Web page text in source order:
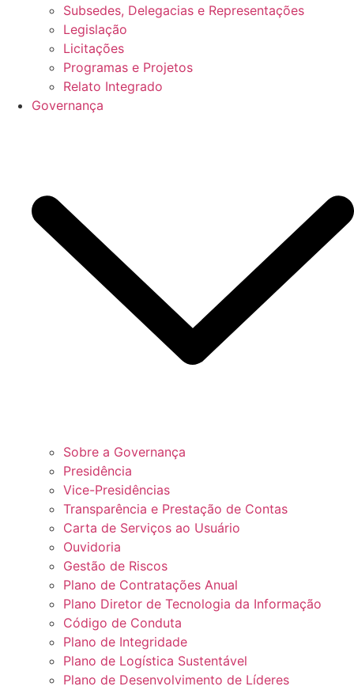
Subsedes, Delegacias e Representações
Legislação
Licitações
Programas e Projetos
Relato Integrado
Governança
Sobre a Governança
Presidência
Vice-Presidências
Transparência e Prestação de Contas
Carta de Serviços ao Usuário
Ouvidoria
Gestão de Riscos
Plano de Contratações Anual
Plano Diretor de Tecnologia da Informação
Código de Conduta
Plano de Integridade
Plano de Logística Sustentável
Plano de Desenvolvimento de Líderes